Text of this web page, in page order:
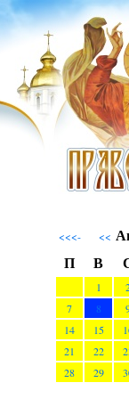
<<<- <<
П В
1
7
8
14
15
21
22
28
29